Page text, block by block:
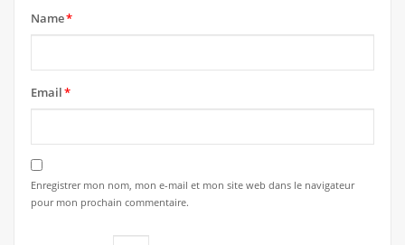
Name*
Email*
Enregistrer mon nom, mon e-mail et mon site web dans le navigateur
pour mon prochain commentaire.